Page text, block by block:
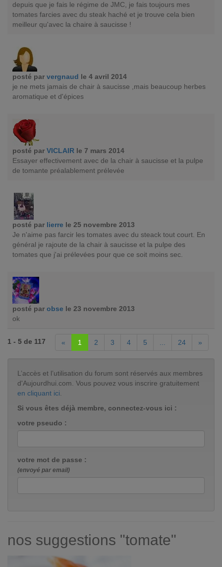
depuis que je fais le régime de JMC, je fais toujours mes
tomates farcies avec du steak haché et je trouve cela bien
meilleur qu'avec la chaire à saucisse !
posté par vergnaud le 4 avril 2014
je ne mets jamais de chair à saucisse ,mais beaucoup herbes
aromatique et d'épices
posté par VICLAIR le 7 mars 2014
Essayer effectivement avec de la chair à saucisse et la pulpe
de tomante préalablement prélevée
posté par lierre le 25 novembre 2013
Je n'aime pas farcir les tomates avec du steack tout court. En
général je rajoute de la chair à saucisse et la pulpe des
tomates que j'ai prélevées pour que ce soit moins sec.
posté par obse le 23 novembre 2013
ok
1 - 5 de 117 « 1 2 3 4 5 ... 24 »
L’accès et l’utilisation du forum sont réservés aux membres
d'Aujourdhui.com. Vous pouvez vous inscrire gratuitement
en cliquant ici.
Si vous êtes déjà membre, connectez-vous ici :
votre pseudo :
votre mot de passe :
(envoyé par email)
nos suggestions "tomate"